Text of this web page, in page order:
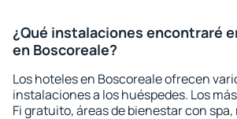
¿Qué instalaciones encontraré
en Boscoreale?
Los hoteles en Boscoreale ofrecen
instalaciones a los huéspedes. Los
Fi gratuito, áreas de bienestar con